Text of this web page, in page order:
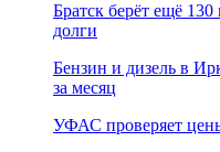
Братск берёт ещё
долги
Бензин и дизель в
за месяц
УФАС проверяет